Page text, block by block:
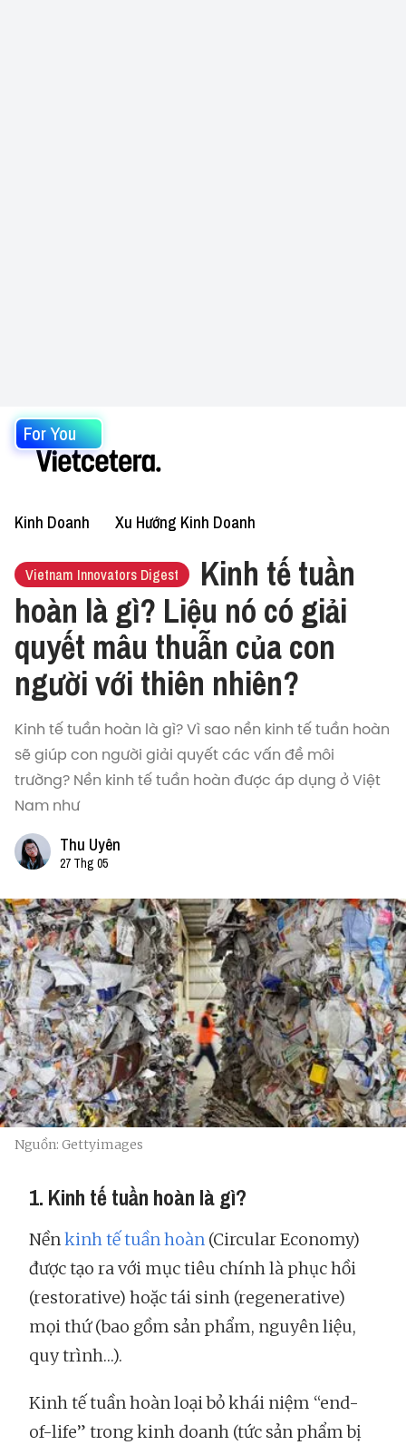
For You
Kinh Doanh Xu Hướng Kinh Doanh
Vietnam Innovators Digest
Kinh tế tuần
hoàn là gì? Liệu nó có giải
quyết mâu thuẫn của con
người với thiên nhiên?
Kinh tế tuần hoàn là gì? Vì sao nền kinh tế tuần hoàn
sẽ giúp con người giải quyết các vấn đề môi
trường? Nền kinh tế tuần hoàn được áp dụng ở Việt
Nam như
Thu Uyên
27 Thg 05
Nguồn: Gettyimages
1. Kinh tế tuần hoàn là gì?
Nềnkinh tế tuần hoàn (Circular Economy)
được tạo ra với mục tiêu chính là phục hồi
(restorative) hoặc tái sinh (regenerative)
mọi thứ (bao gồm sản phẩm, nguyên liệu,
quy trình…).
Kinh tế tuần hoàn loại bỏ khái niệm “end-
of-life” trong kinh doanh (tức sản phẩm bị